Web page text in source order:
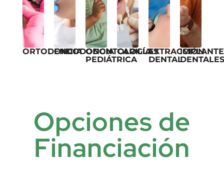
ORTODONCIAENDODONCIAODONTOLOGÍA
PEDIÁTRICA
CARILLASEXTRACCIÓN
DENTALDENTALES
Opciones de
Financiación